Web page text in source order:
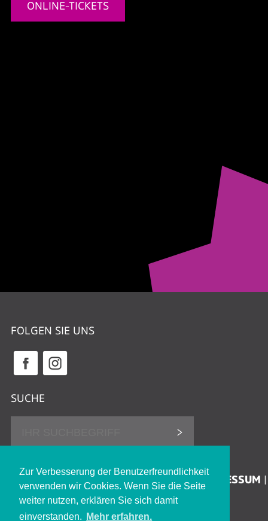
Zur Verbesserung der Benutzerfreundlichkeit
verwenden wir Cookies. Wenn Sie die Seite
weiter nutzen, erklären Sie sich damit
einverstanden.
Mehr erfahren.
ONLINE-TICKETS
FOLGEN SIE UNS
SUCHE
DATENSCHUTZHINWEISE
ERKLÄRUNG ZUR BARRIEREFREIHEIT
IMPRESSUM